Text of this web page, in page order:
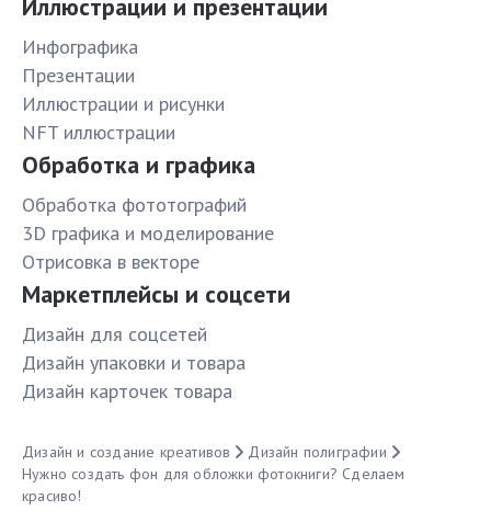
Иллюстрации и презентации
Инфографика
Презентации
Иллюстрации и рисунки
NFT иллюстрации
Обработка и графика
Обработка фототографий
3D графика и моделирование
Отрисовка в векторе
Маркетплейсы и соцсети
Дизайн для соцсетей
Дизайн упаковки и товара
Дизайн карточек товара
Дизайн и создание креативов
Дизайн полиграфии
Нужно создать фон для обложки фотокниги? Сделаем
красиво!